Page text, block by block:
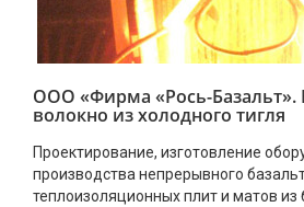
ООО «Фирма «Рось-Базальт».
волокно из холодного тигля
Проектирование, изготовление
производства непрерывного
теплоизоляционных плит и матов из